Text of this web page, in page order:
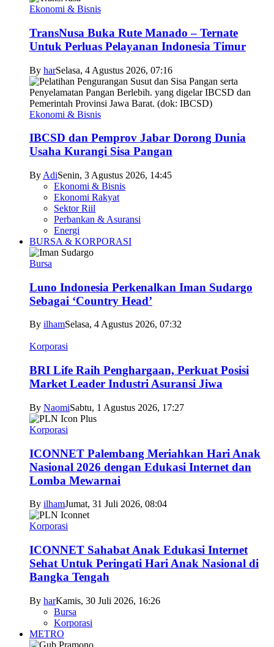
Ekonomi & Bisnis
TransNusa Buka Rute Manado – Ternate
Untuk Perluas Pelayanan Indonesia Timur
By harSelasa, 4 Agustus 2026, 07:16
Ekonomi & Bisnis
IBCSD dan Pemprov Jabar Dorong Dunia
Usaha Kurangi Sisa Pangan
By AdiSenin, 3 Agustus 2026, 14:45
Ekonomi & Bisnis
Ekonomi Rakyat
Sektor Riil
Perbankan & Asuransi
Energi
BURSA & KORPORASI
Bursa
Luno Indonesia Perkenalkan Iman Sudargo
Sebagai ‘Country Head’
By ilhamSelasa, 4 Agustus 2026, 07:32
Korporasi
BRI Life Raih Penghargaan, Perkuat Posisi
Market Leader Industri Asuransi Jiwa
By NaomiSabtu, 1 Agustus 2026, 17:27
Korporasi
ICONNET Palembang Meriahkan Hari Anak
Nasional 2026 dengan Edukasi Internet dan
Lomba Mewarnai
By ilhamJumat, 31 Juli 2026, 08:04
Korporasi
ICONNET Sahabat Anak Edukasi Internet
Sehat Untuk Peringati Hari Anak Nasional di
Bangka Tengah
By harKamis, 30 Juli 2026, 16:26
Bursa
Korporasi
METRO